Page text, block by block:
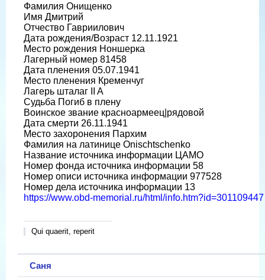
Фамилия Онищенко
Имя Дмитрий
Отчество Гавриилович
Дата рождения/Возраст 12.11.1921
Место рождения Ноншерка
Лагерный номер 81458
Дата пленения 05.07.1941
Место пленения Кременчуг
Лагерь шталаг II A
Судьба Погиб в плену
Воинское звание красноармеец|рядовой
Дата смерти 26.11.1941
Место захоронения Пархим
Фамилия на латинице Onischtschenko
Название источника информации ЦАМО
Номер фонда источника информации 58
Номер описи источника информации 977528
Номер дела источника информации 13
https://www.obd-memorial.ru/html/info.htm?id=301109447
Qui quaerit, reperit
Саня